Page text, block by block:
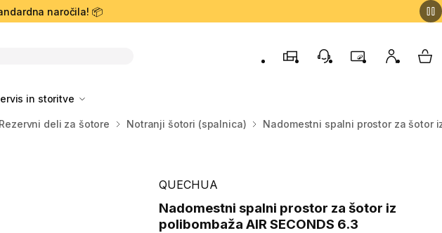
naročila! 📦
TrgovinePodporo strankam
ProgramMoj račun
in storitve
Rezervni deli za šotore Notranji šotori (spalnica) Nadomestni spalni prostor za šotor
QUECHUA
Nadomestni spalni prostor za šotor iz
polibombaža AIR SECONDS 6.3